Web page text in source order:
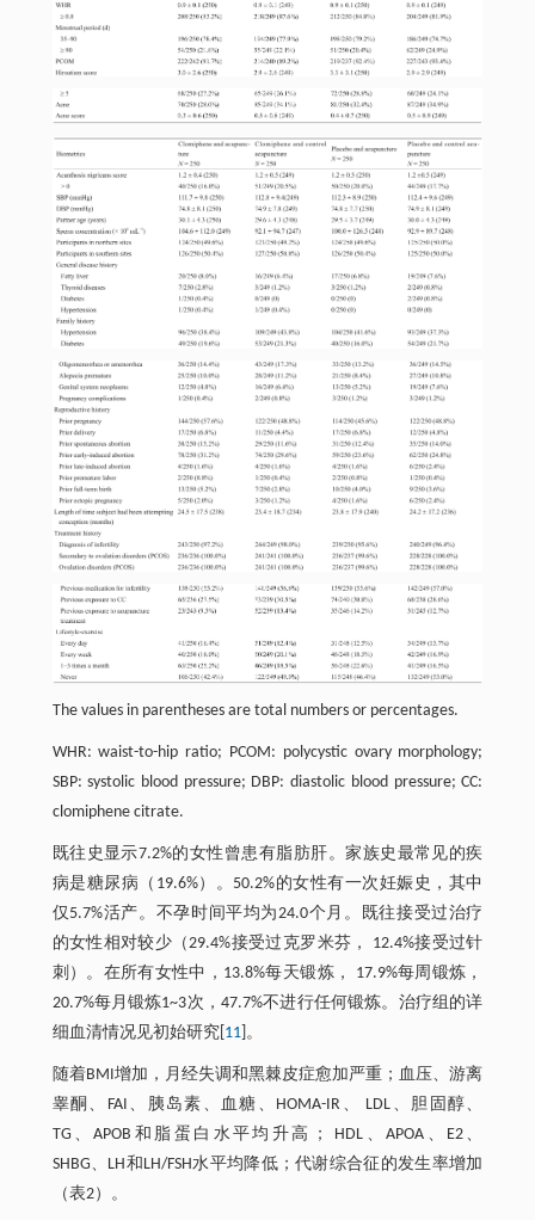
The values in parentheses are total numbers or percentages.
WHR: waist-to-hip ratio; PCOM: polycystic ovary morphology;
SBP: systolic blood pressure; DBP: diastolic blood pressure; CC:
clomiphene citrate.
既往史显示7.2%的女性曾患有脂肪肝。家族史最常见的疾
病是糖尿病（19.6%）。50.2%的女性有一次妊娠史，其中
仅5.7%活产。不孕时间平均为24.0个月。既往接受过治疗
的女性相对较少（29.4%接受过克罗米芬， 12.4%接受过针
刺）。在所有女性中，13.8%每天锻炼， 17.9%每周锻炼，
20.7%每月锻炼1~3次，47.7%不进行任何锻炼。治疗组的详
细血清情况见初始研究[ 11]。
随着BMI增加，月经失调和黑棘皮症愈加严重；血压、游离
睾酮、FAI、胰岛素、血糖、HOMA-IR、 LDL、胆固醇、
TG、APOB和脂蛋白水平均升高； HDL、APOA、E2、
SHBG、LH和LH/FSH水平均降低；代谢综合征的发生率增加
（表2）。